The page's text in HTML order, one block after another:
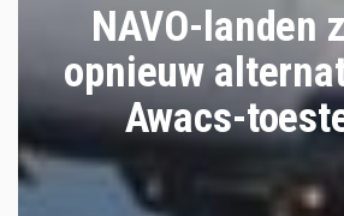
NAVO-landen
opnieuw
Awacs-